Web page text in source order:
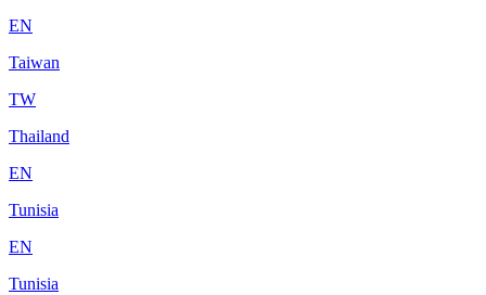
EN
Taiwan
TW
Thailand
EN
Tunisia
EN
Tunisia